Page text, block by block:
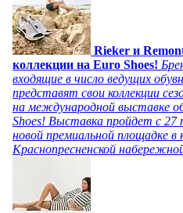
Rieker и
коллекции на Euro Shoes!
входящие в число ведущих
представят свои коллекции
на международной выставке
Shoes! Выставка пройдет c 27
новой премиальной площадке
Краснопресненской